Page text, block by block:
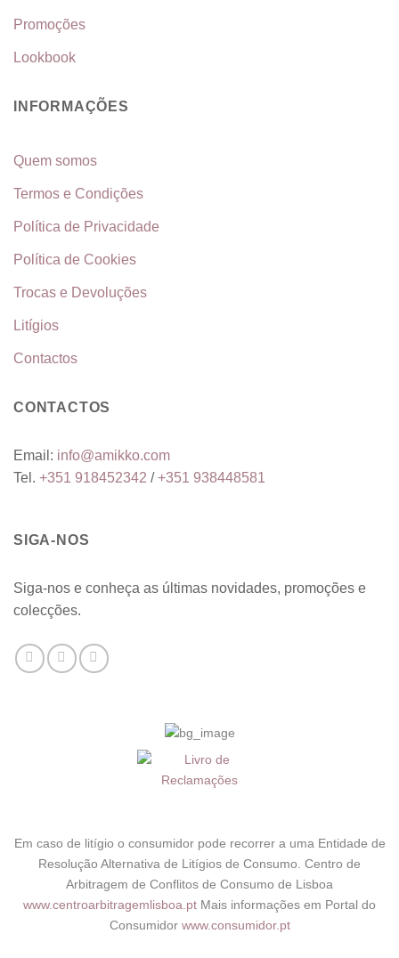
Promoções
Lookbook
INFORMAÇÕES
Quem somos
Termos e Condições
Política de Privacidade
Política de Cookies
Trocas e Devoluções
Litígios
Contactos
CONTACTOS
Email: info@amikko.com
Tel. +351 918452342 /+351 938448581
SIGA-NOS
Siga-nos e conheça as últimas novidades, promoções e
colecções.
Em caso de litígio o consumidor pode recorrer a uma Entidade de
Resolução Alternativa de Litígios de Consumo. Centro de
Arbitragem de Conflitos de Consumo de Lisboa
www.centroarbitragemlisboa.pt Mais informações em Portal do
Consumidor www.consumidor.pt